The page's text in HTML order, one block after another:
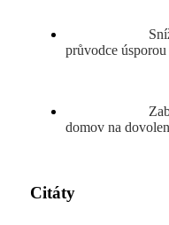
průvodce úsporou
domov na
Citáty